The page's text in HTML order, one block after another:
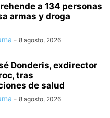
a 134 personas
armas y droga
- 8 agosto, 2026
Donderis, exdirector
tras
de salud
- 8 agosto, 2026